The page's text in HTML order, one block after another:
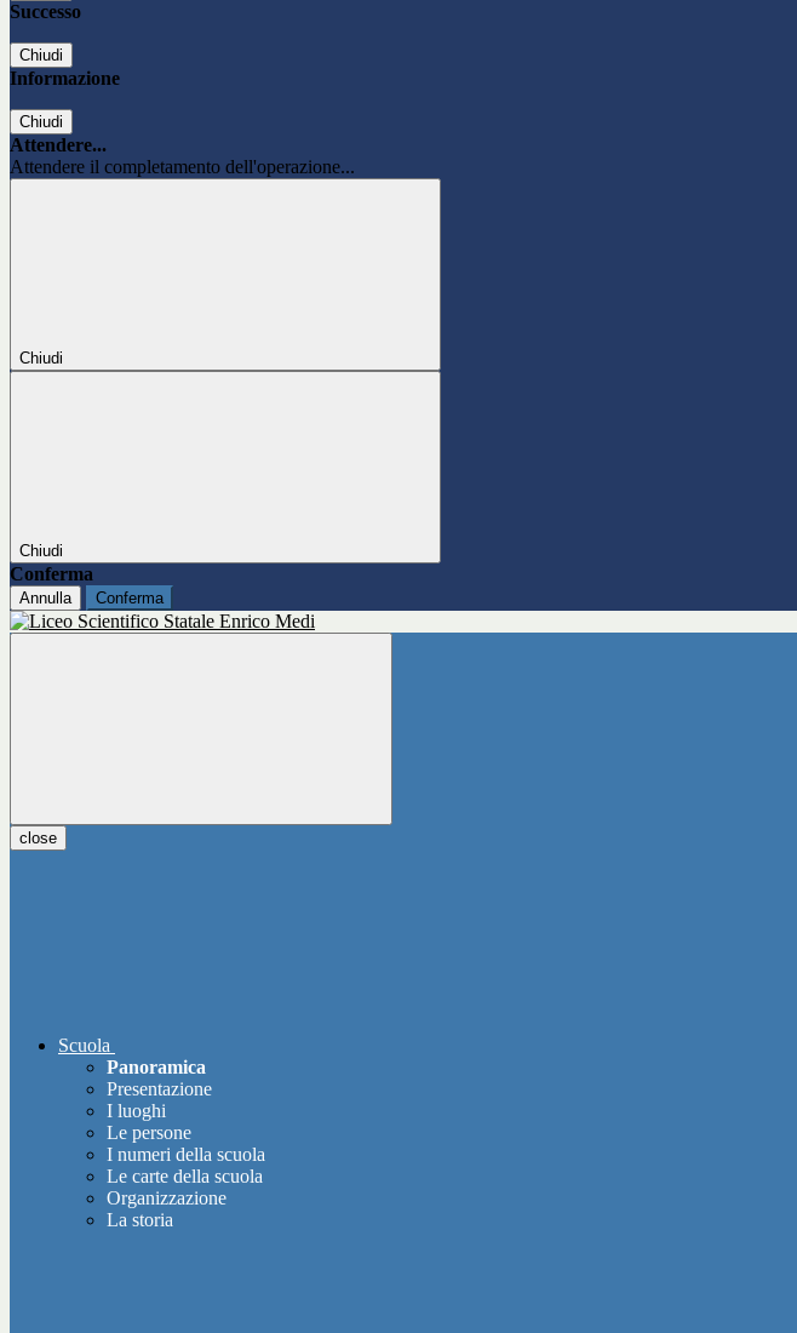
Successo
Chiudi
Informazione
Chiudi
Attendere...
Attendere il completamento dell'operazione...
Chiudi
Chiudi
Conferma
Annulla Conferma
close
Scuola
Panoramica
Presentazione
I luoghi
Le persone
I numeri della scuola
Le carte della scuola
Organizzazione
La storia